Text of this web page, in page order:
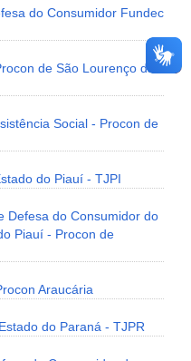
do Consumidor Fundec
de São Lourenço da
Social - Procon de
do Piauí - TJPI
Defesa do Consumidor do
Piauí - Procon de
Araucária
do Paraná - TJPR